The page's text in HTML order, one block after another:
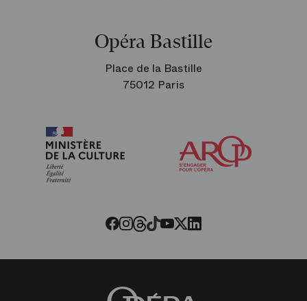
Opéra Bastille
Place de la Bastille
75012 Paris
Facebook
Instagram
Threads
Tiktok
Youtube
Twitter
LinkedIn